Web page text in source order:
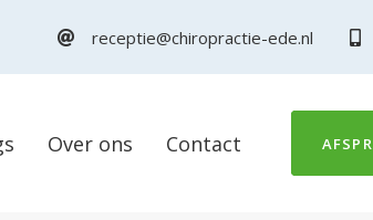
receptie@chiropractie-ede.nl
Over ons Contact